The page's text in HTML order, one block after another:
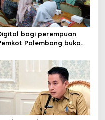
bagi perempuan
Palembang buka